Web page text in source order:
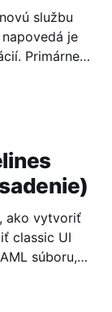
službu
je
Primárne
u
nebudem).
ako vytvoriť
classic UI
súboru,